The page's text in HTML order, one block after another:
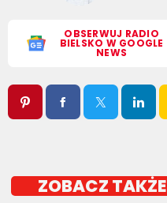
OBSERWUJ RADIO
BIELSKO W GOOGLE
NEWS
ZOBACZ TAKŻE